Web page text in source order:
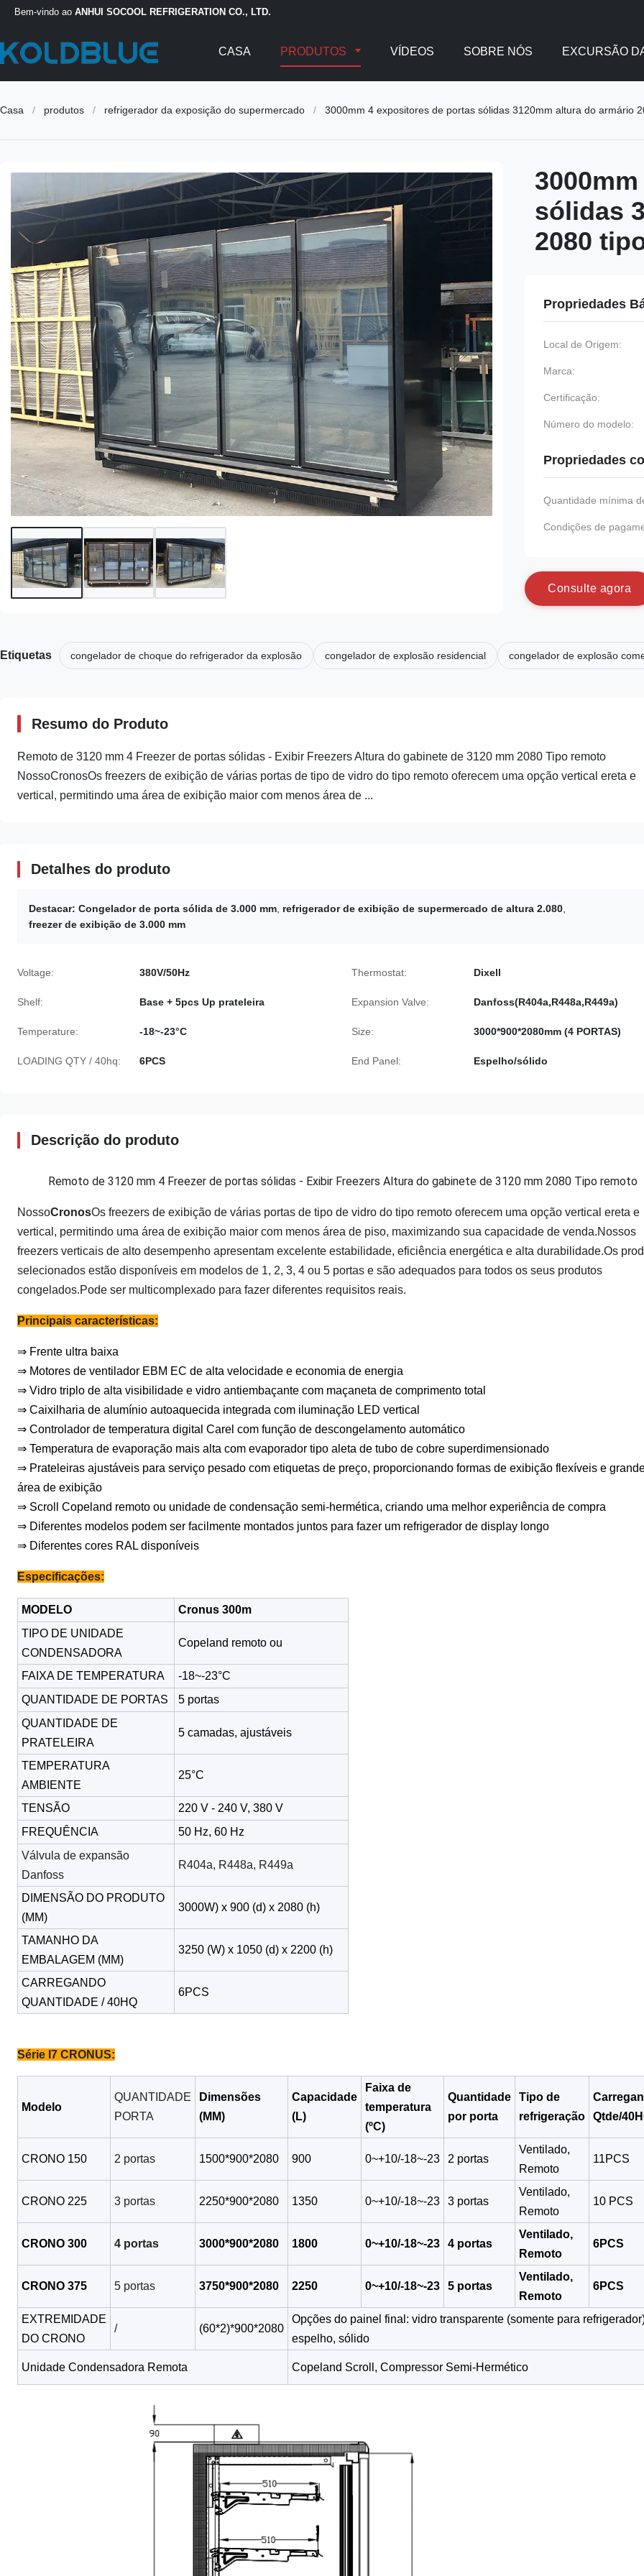
Bem-vindo ao ANHUI SOCOOL REFRIGERATION CO., LTD.
CASA PRODUTOS VÍDEOS SOBRE NÓS EXCURSÃO
Casa / produtos / refrigerador da exposição do supermercado / 3000mm 4 expositores de portas sólidas 3120mm altura do armário
sólidas
2080
Propriedades
Local de Origem:
Marca:
Certificação:
Número do modelo:
Propriedades
Quantidade mínima
Condições de
Consu te agora
Etiquetas congelador de choque do refrigerador da explosão congelador de explosão residencial congelador de explosão
Resumo do Produto
Remoto de 3120 mm 4 Freezer de portas sólidas - Exibir Freezers Altura do gabinete de 3120 mm 2080 Tipo remoto
NossoCronosOs freezers de exibição de várias portas de tipo de vidro do tipo remoto oferecem uma opção vertical ereta e
vertical, permitindo uma área de exibição maior com menos área de ...
Detalhes do produto
Destacar: Congelador de porta sólida de 3.000 mm, refrigerador de exibição de supermercado de altura 2.080,
freezer de exibição de 3.000 mm
Voltage: 380V/50Hz Thermostat: Dixell
Shelf: Base + 5pcs Up prateleira Expansion Valve: Danfoss(R404a,R448a,R449a)
Temperature: -18~-23°C Size: 3000*900*2080mm (4 PORTAS)
LOADING QTY / 40hq: 6PCS End Panel: Espelho/sólido
Descrição do produto
Remoto de 3120 mm 4 Freezer de portas sólidas - Exibir Freezers Altura do gabinete de 3120 mm 2080 Tipo remoto
NossoCronosOs freezers de exibição de várias portas de tipo de vidro do tipo remoto oferecem uma opção vertical ereta e
vertical, permitindo uma área de exibição maior com menos área de piso, maximizando sua capacidade de venda.Nossos
freezers verticais de alto desempenho apresentam excelente estabilidade, eficiência energética e alta durabilidade.Os
selecionados estão disponíveis em modelos de 1, 2, 3, 4 ou 5 portas e são adequados para todos os seus produtos
congelados.Pode ser multicomplexado para fazer diferentes requisitos reais.
Principais características:
⇒ Frente ultra baixa
⇒ Motores de ventilador EBM EC de alta velocidade e economia de energia
⇒ Vidro triplo de alta visibilidade e vidro antiembaçante com maçaneta de comprimento total
⇒ Caixilharia de alumínio autoaquecida integrada com iluminação LED vertical
⇒ Controlador de temperatura digital Carel com função de descongelamento automático
⇒ Temperatura de evaporação mais alta com evaporador tipo aleta de tubo de cobre superdimensionado
⇒ Prateleiras ajustáveis ​​para serviço pesado com etiquetas de preço, proporcionando formas de exibição flexíveis e
área de exibição
⇒ Scroll Copeland remoto ou unidade de condensação semi-hermética, criando uma melhor experiência de compra
⇒ Diferentes modelos podem ser facilmente montados juntos para fazer um refrigerador de display longo
⇒ Diferentes cores RAL disponíveis
Especificações:
MODELO
Cronus 300m
TIPO DE UNIDADE
CONDENSADORA
Copeland remoto ou
FAIXA DE TEMPERATURA
-18~-23°C
QUANTIDADE DE PORTAS
5 portas
QUANTIDADE DE
PRATELEIRA
5 camadas, ajustáveis
TEMPERATURA
AMBIENTE
25°C
TENSÃO
220 V - 240 V, 380 V
FREQUÊNCIA
50 Hz, 60 Hz
Válvula de expansão
Danfoss
R404a, R448a, R449a
DIMENSÃO DO PRODUTO
(MM)
3000W) x 900 (d) x 2080 (h)
TAMANHO DA
EMBALAGEM (MM)
3250 (W) x 1050 (d) x 2200 (h)
CARREGANDO
QUANTIDADE / 40HQ
6PCS
Série I7 CRONUS:
Modelo
QUANTIDADE
PORTA
Dimensões
(MM)
Capacidade
(L)
Faixa de
temperatura
(ºC)
Quantidade
por porta
Tipo de
refrigeração
Qtde/
CRONO 150 2 portas 1500*900*2080 900 0~+10/-18~-23 2 portas
Ventilado,
Remoto
11PCS
CRONO 225 3 portas 2250*900*2080 1350 0~+10/-18~-23 3 portas
Ventilado,
Remoto
10 PCS
CRONO 300 4 portas 3000*900*2080 1800 0~+10/-18~-23 4 portas
Ventilado,
Remoto
6PCS
CRONO 375 5 portas 3750*900*2080 2250 0~+10/-18~-23 5 portas
Ventilado,
Remoto
6PCS
EXTREMIDADE
DO CRONO
/ (60*2)*900*2080
Opções do painel final: vidro transparente (somente para
espelho, sólido
Unidade Condensadora Remota Copeland Scroll, Compressor Semi-Hermético